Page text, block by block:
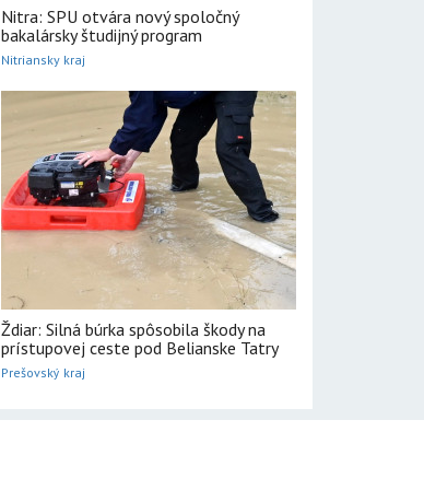
Nitra: SPU otvára nový spoločný
bakalársky študijný program
Nitriansky kraj
Ždiar: Silná búrka spôsobila škody na
prístupovej ceste pod Belianske Tatry
Prešovský kraj